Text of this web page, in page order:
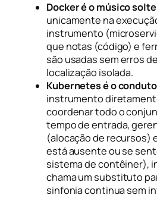
Docker é o músico
unicamente na
instrumento
que notas (código) e
são usadas sem erros
localização isolada.
Kubernetes é o
instrumento
coordenar todo o
tempo de entrada,
(alocação de recursos)
está ausente ou se
sistema de contêiner),
chama um substituto
sinfonia continua sem